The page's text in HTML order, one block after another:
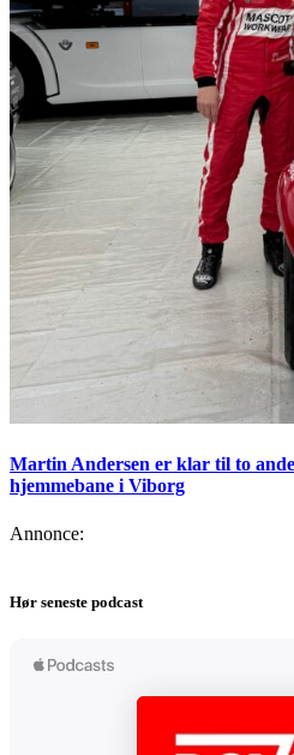
Martin Andersen er klar til to
hjemmebane i Viborg
Annonce:
Hør seneste podcast